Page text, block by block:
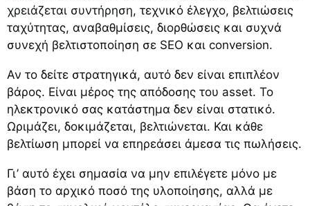
χρειάζεται συντήρηση, τεχνικό έλεγχο, βελτιώσεις
ταχύτητας, αναβαθμίσεις, διορθώσεις και συχνά
συνεχή βελτιστοποίηση σε SEO και conversion.
Αν το δείτε στρατηγικά, αυτό δεν είναι επιπλέον
βάρος. Είναι μέρος της απόδοσης του asset. Το
ηλεκτρονικό σας κατάστημα δεν είναι στατικό.
Ωριμάζει, δοκιμάζεται, βελτιώνεται. Και κάθε
βελτίωση μπορεί να επηρεάσει άμεσα τις πωλήσεις.
Γι’ αυτό έχει σημασία να μην επιλέγετε μόνο με
βάση το αρχικό ποσό της υλοποίησης, αλλά με